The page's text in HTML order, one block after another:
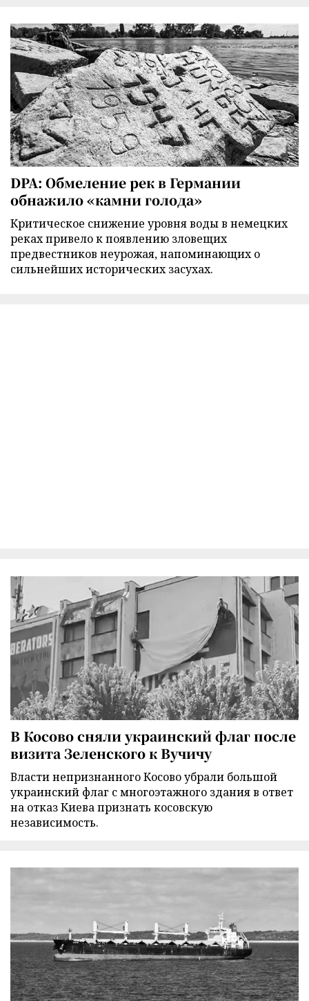
DPA: Обмеление рек в Германии
обнажило «камни голода»
Критическое снижение уровня воды в немецких
реках привело к появлению зловещих
предвестников неурожая, напоминающих о
сильнейших исторических засухах.
В Косово сняли украинский флаг после
визита Зеленского к Вучичу
Власти непризнанного Косово убрали большой
украинский флаг с многоэтажного здания в ответ
на отказ Киева признать косовскую
независимость.